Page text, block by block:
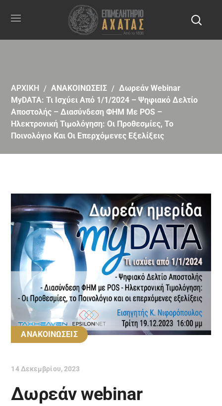
ΑΡΧΙΚΗ ΑΝΑΚΟΙΝΩΣΕΙΣ
Δωρεάν Webinar
MyDATA: Τι Ισχύει Από 1/1/2024 – Ψηφιακό Δελτίο
Αποστολής – Διασύνδεση ΦΗΜ Με POS –
Ηλεκτρονική Τιμολόγηση: Οι Προθεσμίες, Το
Ποινολόγιο Και Οι Επερχόμενες Εξελίξεις
ΑΝΑΚΟΙΝΩΣΕΙΣ
14 Δεκεμβρίου, 2023
Δωρεάν webinar